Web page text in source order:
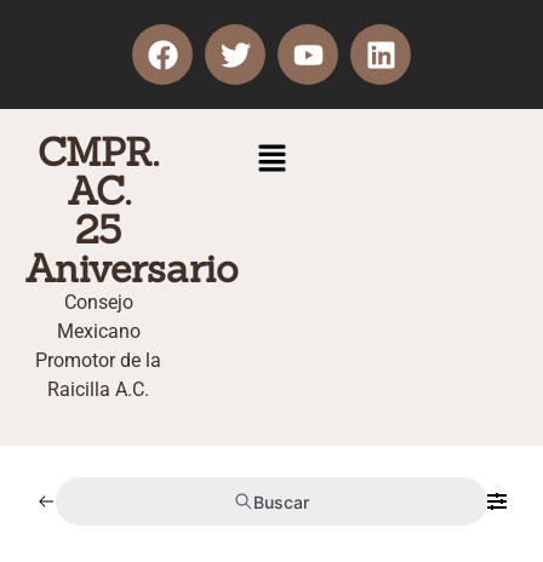
CMPR.
AC.
25
Aniversario
Consejo
Mexicano
Promotor de la
Raicilla A.C.
Buscar